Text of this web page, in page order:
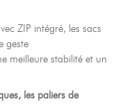
ZIP intégré, les sacs
geste
meilleure stabilité et un
les paliers de